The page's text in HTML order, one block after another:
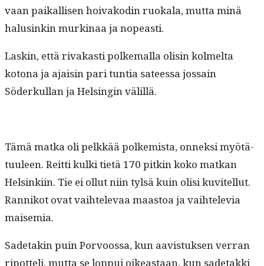
vaan paikallisen hoivakodin ruokala, mut­ta minä
halusinkin murk­i­naa ja nopeasti.
Laskin, että rivakasti polke­mal­la olisin kolmelta
kotona ja ajaisin pari tun­tia sateessa jos­sain
Söderkul­lan ja Helsin­gin välillä.
Tämä mat­ka oli pelkkää polkemista, onnek­si myötä­
tu­uleen. Reit­ti kul­ki tietä 170 pitkin koko matkan
Helsinki­in. Tie ei ollut niin tyl­sä kuin olisi kuvitel­lut.
Ran­nikot ovat vai­htel­e­vaa maas­toa ja vai­htele­via
maisemia.
Sade­takin puin Por­voos­sa, kun aav­is­tuk­sen ver­ran
ripot­teli, mut­ta se lop­pui oikeas­t­aan, kun sade­tak­ki